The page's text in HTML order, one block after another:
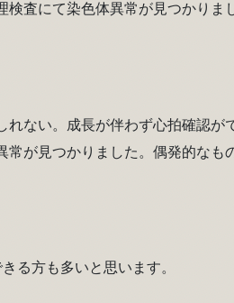
査にて染色体異常が見つかりま
ない。成長が伴わず心拍確認が
が見つかりました。偶発的なも
る方も多いと思います。